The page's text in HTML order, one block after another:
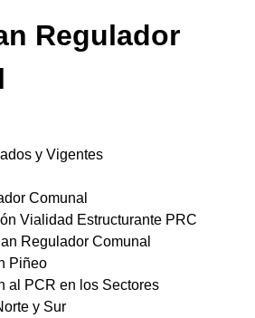
Regulador
y Vigentes
Comunal
Vialidad Estructurante PRC
Regulador Comunal
Piñeo
al PCR en los Sectores
y Sur